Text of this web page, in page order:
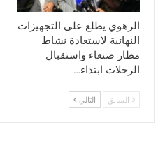
الرهوي يطلع على التجهيزات
النهائية لاستعادة نشاط
مطار صنعاء واستقبال
الرحلات ابتداء…
السابق التالي